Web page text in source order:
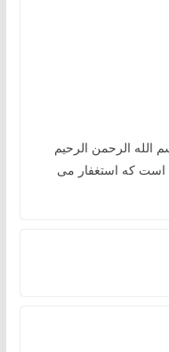
بسم الله الرحمن الرحیم
که استغفار می